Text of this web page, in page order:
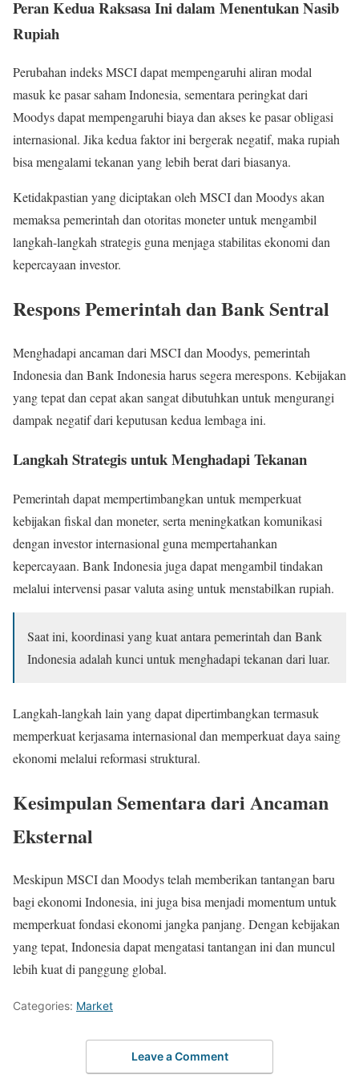
Peran Kedua Raksasa Ini dalam Menentukan Nasib
Rupiah
Perubahan indeks MSCI dapat mempengaruhi aliran modal
masuk ke pasar saham Indonesia, sementara peringkat dari
Moodys dapat mempengaruhi biaya dan akses ke pasar obligasi
internasional. Jika kedua faktor ini bergerak negatif, maka rupiah
bisa mengalami tekanan yang lebih berat dari biasanya.
Ketidakpastian yang diciptakan oleh MSCI dan Moodys akan
memaksa pemerintah dan otoritas moneter untuk mengambil
langkah-langkah strategis guna menjaga stabilitas ekonomi dan
kepercayaan investor.
Respons Pemerintah dan Bank Sentral
Menghadapi ancaman dari MSCI dan Moodys, pemerintah
Indonesia dan Bank Indonesia harus segera merespons. Kebijakan
yang tepat dan cepat akan sangat dibutuhkan untuk mengurangi
dampak negatif dari keputusan kedua lembaga ini.
Langkah Strategis untuk Menghadapi Tekanan
Pemerintah dapat mempertimbangkan untuk memperkuat
kebijakan fiskal dan moneter, serta meningkatkan komunikasi
dengan investor internasional guna mempertahankan
kepercayaan. Bank Indonesia juga dapat mengambil tindakan
melalui intervensi pasar valuta asing untuk menstabilkan rupiah.
Saat ini, koordinasi yang kuat antara pemerintah dan Bank
Indonesia adalah kunci untuk menghadapi tekanan dari luar.
Langkah-langkah lain yang dapat dipertimbangkan termasuk
memperkuat kerjasama internasional dan memperkuat daya saing
ekonomi melalui reformasi struktural.
Kesimpulan Sementara dari Ancaman
Eksternal
Meskipun MSCI dan Moodys telah memberikan tantangan baru
bagi ekonomi Indonesia, ini juga bisa menjadi momentum untuk
memperkuat fondasi ekonomi jangka panjang. Dengan kebijakan
yang tepat, Indonesia dapat mengatasi tantangan ini dan muncul
lebih kuat di panggung global.
Categories: Market
Leave a Comment